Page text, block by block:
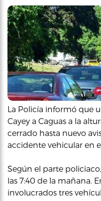
La Policía informó que
Cayey a Caguas a la
cerrado hasta nuevo
accidente vehicular en
Según el parte
las 7:40 de la mañana.
involucrados tres